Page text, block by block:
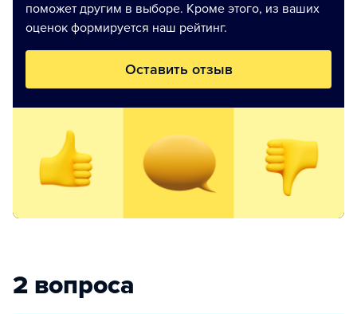
поможет другим в выборе. Кроме этого, из ваших
оценок формируется наш рейтинг.
Оставить отзыв
2 вопроса